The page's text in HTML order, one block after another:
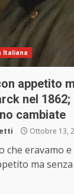
Italiana
appetito
nel
cambiate
Ottobre 13,
che eravamo
ma senza